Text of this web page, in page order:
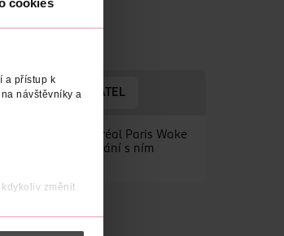
a přístup k
návštěvníky a
kdykoliv změnit
VÝROBCE/DODAVATEL
bronzer L’Oréal Paris Wake
nebo konturování s ním